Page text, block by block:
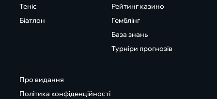
Теніс
Біатлон
Рейтинг казино
Гемблінг
База знань
Турніри прогнозів
Про видання
Політика конфіденційності